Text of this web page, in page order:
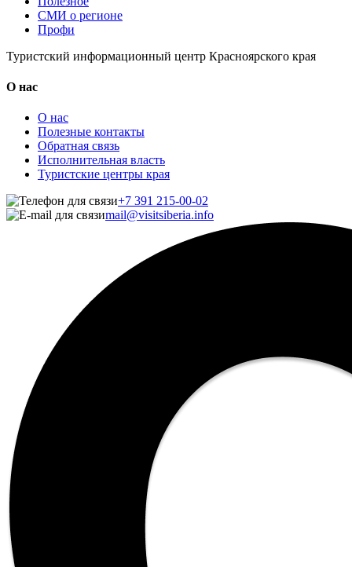
СМИ о регионе
Профи
Туристский информационный центр Красноярского края
О нас
О нас
Полезные контакты
Обратная связь
Исполнительная власть
Туристские центры края
+7 391 215-00-02
mail@visitsiberia.info